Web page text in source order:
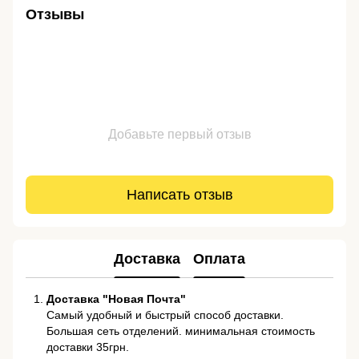
Отзывы
Добавьте первый отзыв
Написать отзыв
Доставка Оплата
Доставка "Новая Почта"
Самый удобный и быстрый способ доставки.
Большая сеть отделений. минимальная стоимость
доставки 35грн.